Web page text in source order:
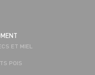
ET MIEL
POIS